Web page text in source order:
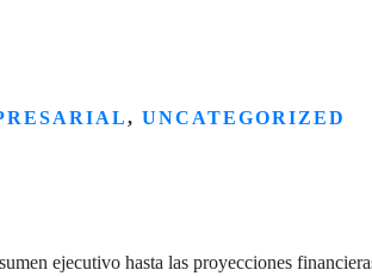
, UNCATEGORIZED
ejecutivo hasta las proyecciones